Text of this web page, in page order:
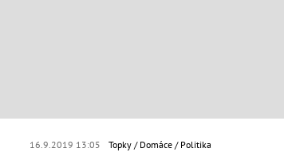
16.9.2019 13:05 Topky Domáce Politika